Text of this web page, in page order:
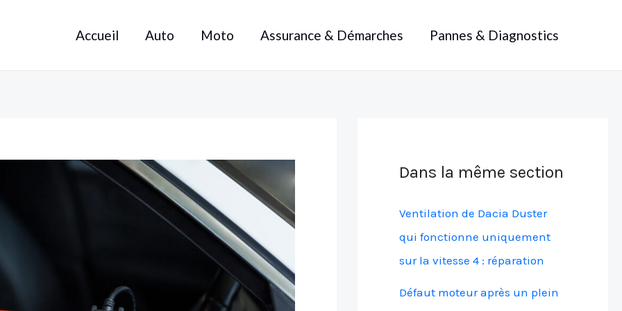
Accueil Auto Moto Assurance & Démarches Pannes & Diagnostics
Dans la même section
Ventilation de Dacia Duster
qui fonctionne uniquement
sur la vitesse 4 : réparation
Défaut moteur après un plein